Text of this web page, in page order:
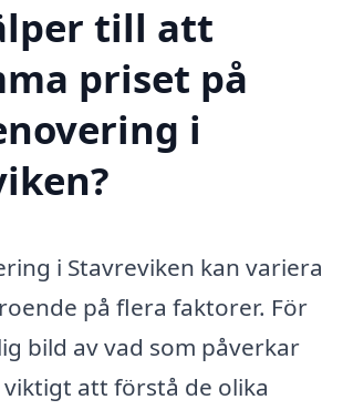
till att
priset på
i
i Stavreviken kan variera
på flera faktorer. För
bild av vad som påverkar
att förstå de olika